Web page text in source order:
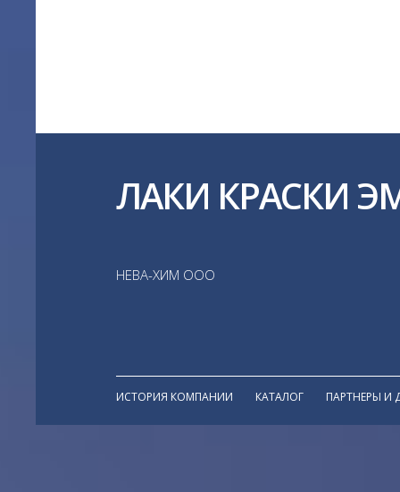
ЛАКИ КРАСКИ
НЕВА-ХИМ ООО
ИСТОРИЯ КОМПАНИИ КАТАЛОГ ПАРТНЕРЫ И